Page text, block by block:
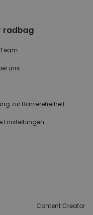
radbag
uns
zur Barrierefreiheit
Einstellungen
Content Creator